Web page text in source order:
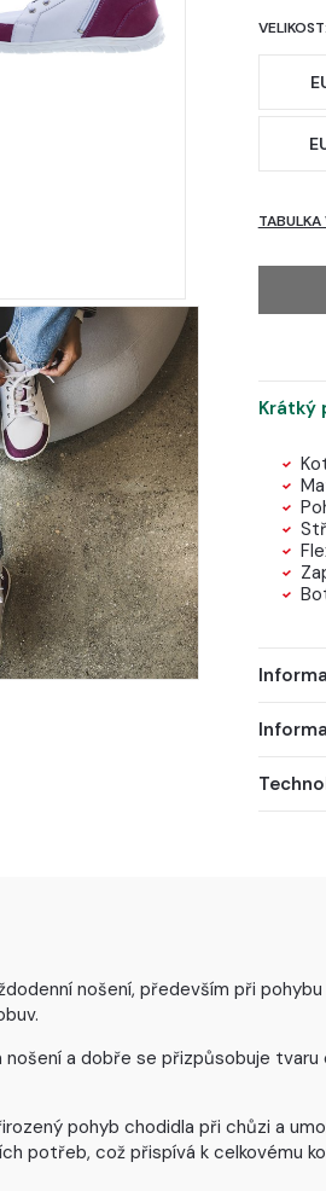
VELIKOST:
TABULKA
Krátký
nošení, především při
nošení a dobře se přizpůsobuje
pohyb chodidla při chůzi a
potřeb, což přispívá k celkovému